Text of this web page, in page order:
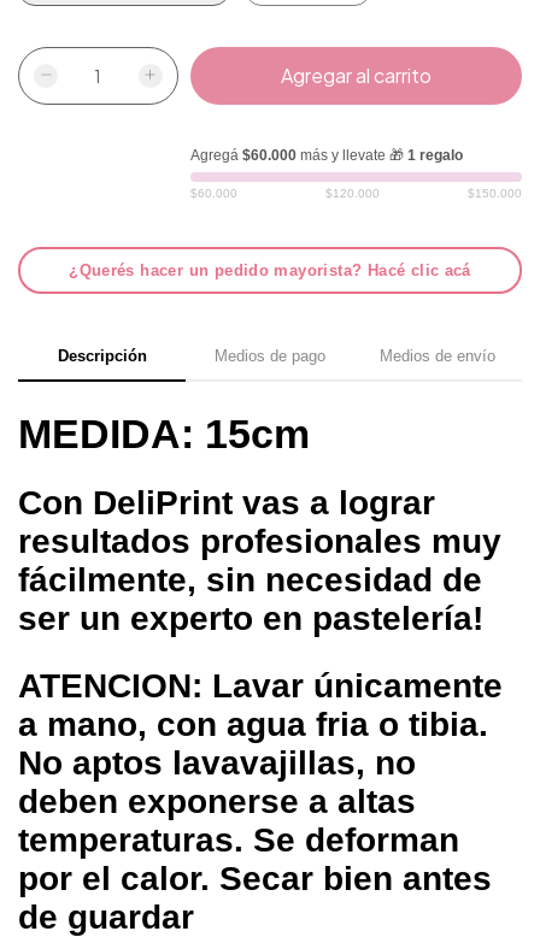
Agregá $60.000más y llevate 🎁 1 regalo
$60.000 $120.000 $150.000
¿Querés hacer un pedido mayorista? Hacé clic acá
Descripción Medios de pago Medios de envío
MEDIDA: 15cm
Con DeliPrint vas a lograr
resultados profesionales muy
fácilmente, sin necesidad de
ser un experto en pastelería!
ATENCION: Lavar únicamente
a mano, con agua fria o tibia.
No aptos lavavajillas, no
deben exponerse a altas
temperaturas. Se deforman
por el calor. Secar bien antes
de guardar